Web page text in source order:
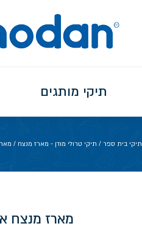
תיקי מותגים
תיקי בית ספר / תיקי טרולי מודן - מארז מנצח /
מארז מנצח